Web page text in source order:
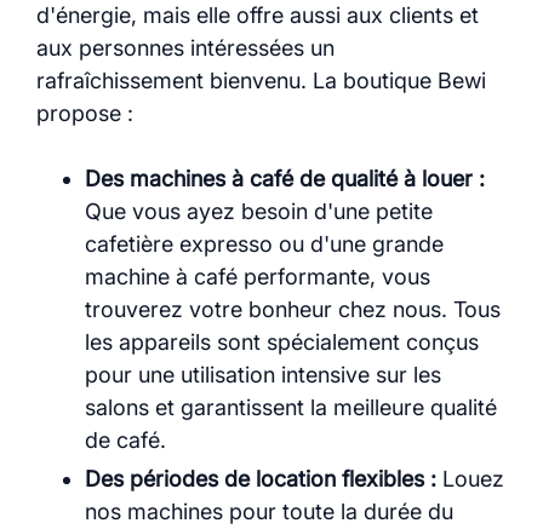
d'énergie, mais elle offre aussi aux clients et
aux personnes intéressées un
rafraîchissement bienvenu. La boutique Bewi
propose :
Des machines à café de qualité à louer :
Que vous ayez besoin d'une petite
cafetière expresso ou d'une grande
machine à café performante, vous
trouverez votre bonheur chez nous. Tous
les appareils sont spécialement conçus
pour une utilisation intensive sur les
salons et garantissent la meilleure qualité
de café.
Des périodes de location flexibles : Louez
nos machines pour toute la durée du